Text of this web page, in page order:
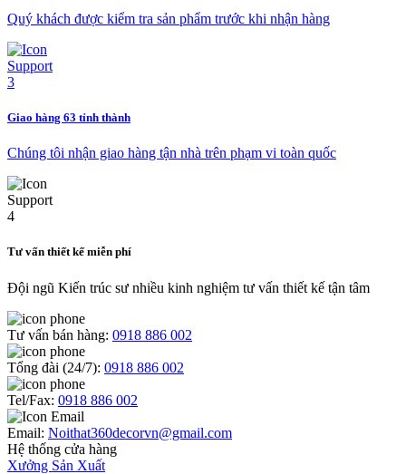
Quý khách được kiểm tra sản phẩm trước khi nhận hàng
Giao hàng 63 tỉnh thành
Chúng tôi nhận giao hàng tận nhà trên phạm vi toàn quốc
Tư vấn thiết kế miễn phí
Đội ngũ Kiến trúc sư nhiều kinh nghiệm tư vấn thiết kế tận tâm
Tư vấn bán hàng: 0918 886 002
Tổng đài (24/7): 0918 886 002
Tel/Fax: 0918 886 002
Email: Noithat360decorvn@gmail.com
Hệ thống cửa hàng
Xưởng Sản Xuất